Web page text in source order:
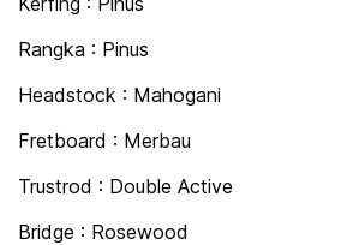
Rangka : Pinus
Headstock : Mahogani
Fretboard : Merbau
Trustrod : Double Active
Bridge : Rosewood